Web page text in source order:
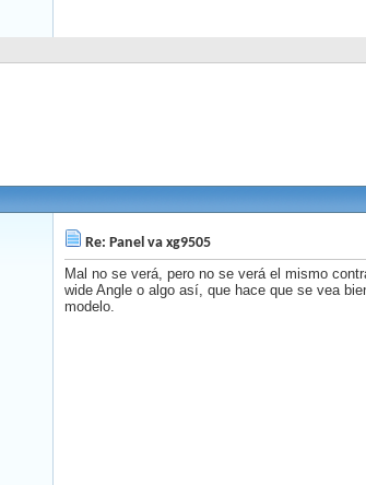
Re: Panel va xg9505
Mal no se verá, pero no se verá el mismo
wide Angle o algo así, que hace que se vea
modelo.